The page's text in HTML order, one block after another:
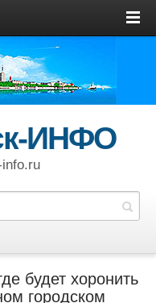
ИНФО
будет хоронить
городском